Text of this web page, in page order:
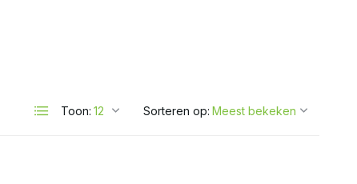
Toon: Sorteren op: